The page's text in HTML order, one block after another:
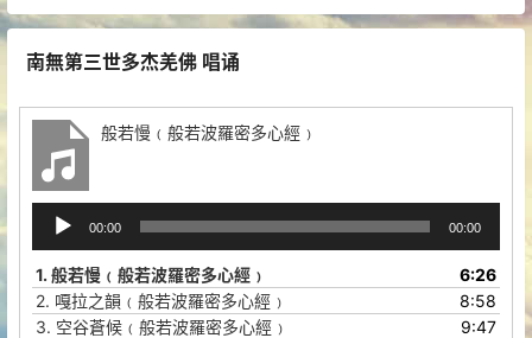
南無第三世多杰羌佛 唱诵
般若慢﹙般若波羅密多心經﹚
播
放
器
00:00 00:00
1. 般若慢﹙般若波羅密多心經﹚
6:26
2. 嘎拉之韻﹙般若波羅密多心經﹚
8:58
3. 空谷蒼候﹙般若波羅密多心經﹚
9:47